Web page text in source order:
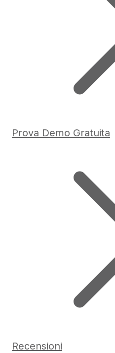
Prova Demo Gratuita
Recensioni